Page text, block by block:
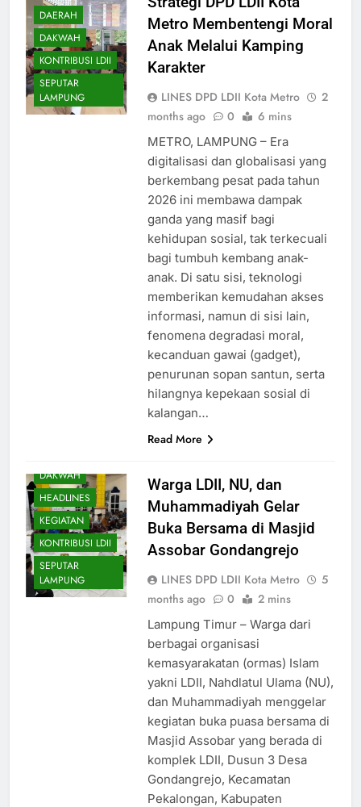
DAERAH
DAKWAH
KONTRIBUSI LDII
SEPUTAR
LAMPUNG
Metro Membentengi Moral
Anak Melalui Kamping
Karakter
LINES DPD LDII Kota Metro
2
months ago
0 6 mins
METRO, LAMPUNG – Era
digitalisasi dan globalisasi yang
berkembang pesat pada tahun
2026 ini membawa dampak
ganda yang masif bagi
kehidupan sosial, tak terkecuali
bagi tumbuh kembang anak-
anak. Di satu sisi, teknologi
memberikan kemudahan akses
informasi, namun di sisi lain,
fenomena degradasi moral,
kecanduan gawai (gadget),
penurunan sopan santun, serta
hilangnya kepekaan sosial di
kalangan…
Read More
DAKWAH
HEADLINES
KEGIATAN
KONTRIBUSI LDII
SEPUTAR
LAMPUNG
Warga LDII, NU, dan
Muhammadiyah Gelar
Buka Bersama di Masjid
Assobar Gondangrejo
LINES DPD LDII Kota Metro
5
months ago
0 2 mins
Lampung Timur – Warga dari
berbagai organisasi
kemasyarakatan (ormas) Islam
yakni LDII, Nahdlatul Ulama (NU),
dan Muhammadiyah menggelar
kegiatan buka puasa bersama di
Masjid Assobar yang berada di
komplek LDII, Dusun 3 Desa
Gondangrejo, Kecamatan
Pekalongan, Kabupaten